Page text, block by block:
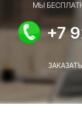
МЫ
+7